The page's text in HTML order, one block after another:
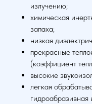
излучению;
химическая
запаха;
низкая
прекрасные
(коэффициент
высокие
легкая
гидроабразивная